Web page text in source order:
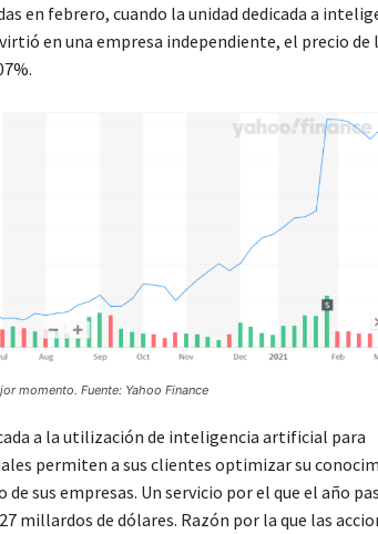
en febrero, cuando la unidad dedicada a
en una empresa independiente, el precio de
momento. Fuente: Yahoo Finance
a la utilización de inteligencia artificial para
permiten a sus clientes optimizar su
sus empresas. Un servicio por el que el año
millardos de dólares. Razón por la que las